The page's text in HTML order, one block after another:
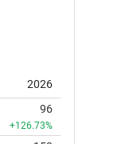
2026
96
+126.73%